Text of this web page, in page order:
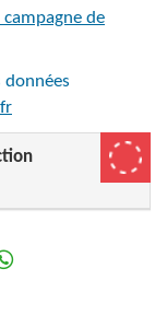
de
données